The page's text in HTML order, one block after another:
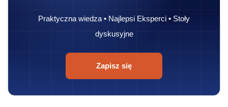
Praktyczna wiedza • Najlepsi Eksperci • Stoły
dyskusyjne
Zapisz się